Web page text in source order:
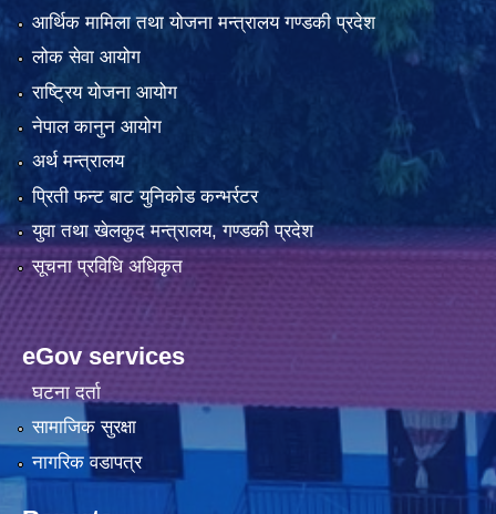
आर्थिक मामिला तथा योजना मन्त्रालय गण्डकी प्रदेश
लोक सेवा आयोग
राष्ट्रिय योजना आयोग
नेपाल कानुन आयोग
अर्थ मन्त्रालय
प्रिती फन्ट बाट युनिकोड कन्भर्रटर
युवा तथा खेलकुद मन्त्रालय, गण्डकी प्रदेश
सूचना प्रविधि अधिकृत
eGov services
घटना दर्ता
सामाजिक सुरक्षा
नागरिक वडापत्र